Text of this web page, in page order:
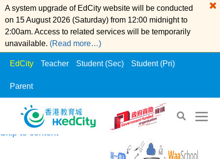
A system upgrade of EdCity website will be conducted
on 15 August 2026 (Saturday) from 12:00 midnight to
2:00am. Access to related services will be temporarily
unavailable. (Read more…)
EdCity Teacher Student (Sec) Student (Pri)
Parent
Skip to the content
Skip to content